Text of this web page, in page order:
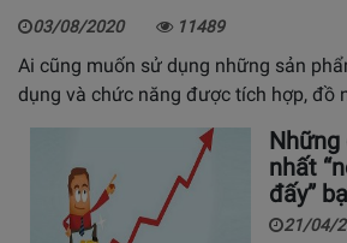
03/08/2020 11489
Ai cũng muốn sử dụng những sản
dụng và chức năng được tích hợp, đồ
Những
nhất
đấy”
21/04/